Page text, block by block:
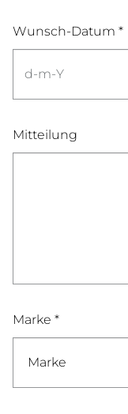
Wunsch-Datum *
Mitteilung
Marke *